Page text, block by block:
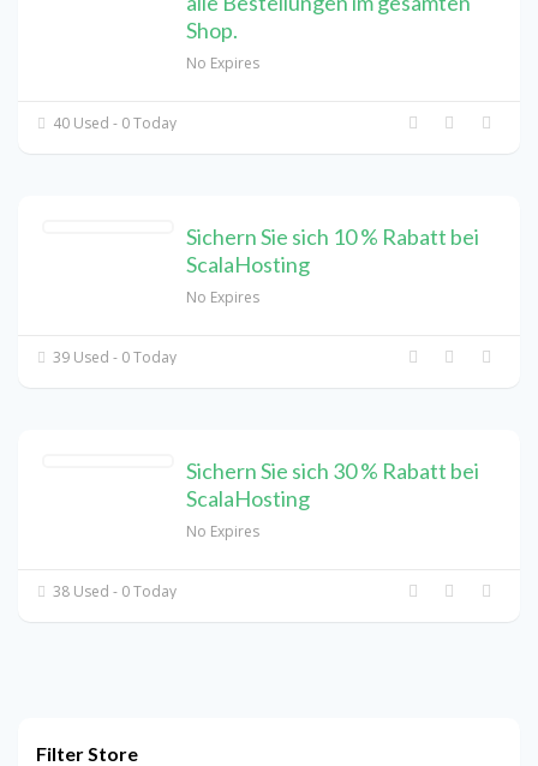
Shop.
No Expires
40 Used - 0 Today
Sichern Sie sich 10 % Rabatt bei
ScalaHosting
No Expires
39 Used - 0 Today
Sichern Sie sich 30 % Rabatt bei
ScalaHosting
No Expires
38 Used - 0 Today
Filter Store